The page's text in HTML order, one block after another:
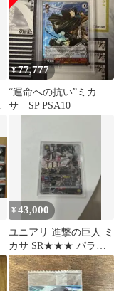
¥77,777
“運命への抗い”ミカ
サ SP PSA10
¥43,000
ユニアリ 進撃の巨人 ミ
カサ SR★★★ パラレ
ル サイン入り